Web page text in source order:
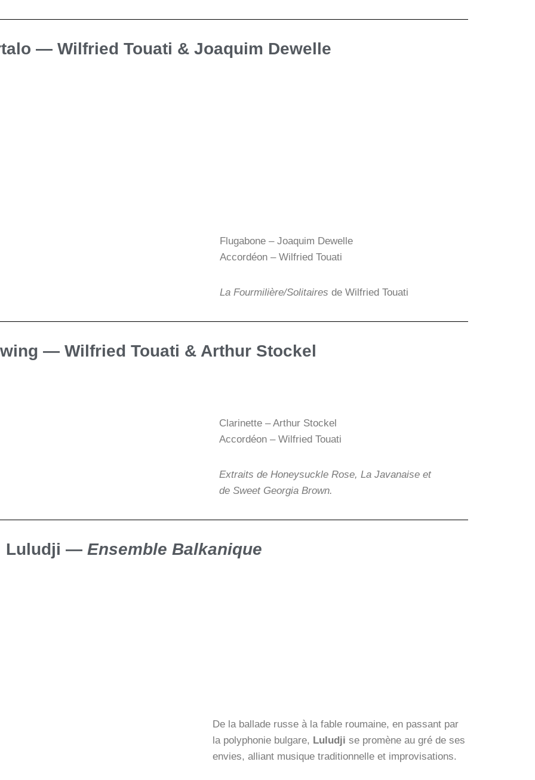
— Wilfried Touati & Joaquim Dewelle​
Flugabone – Joaquim Dewelle
Accordéon – Wilfried Touati
La Fourmilière/Solitaires de Wilfried Touati
— Wilfried Touati & Arthur Stockel
Clarinette – Arthur Stockel
Accordéon – Wilfried Touati
Extraits de Honeysuckle Rose, La Javanaise et
de Sweet Georgia Brown.
Luludji — Ensemble Balkanique
De la ballade russe à la fable roumaine, en passant par
la polyphonie bulgare, Luludji se promène au gré de ses
envies, alliant musique traditionnelle et improvisations.